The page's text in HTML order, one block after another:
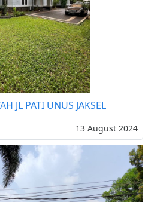
JL PATI UNUS JAKSEL
13 August 2024